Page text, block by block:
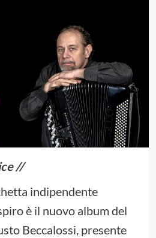
//
indipendente
è il nuovo album del
Beccalossi, presente